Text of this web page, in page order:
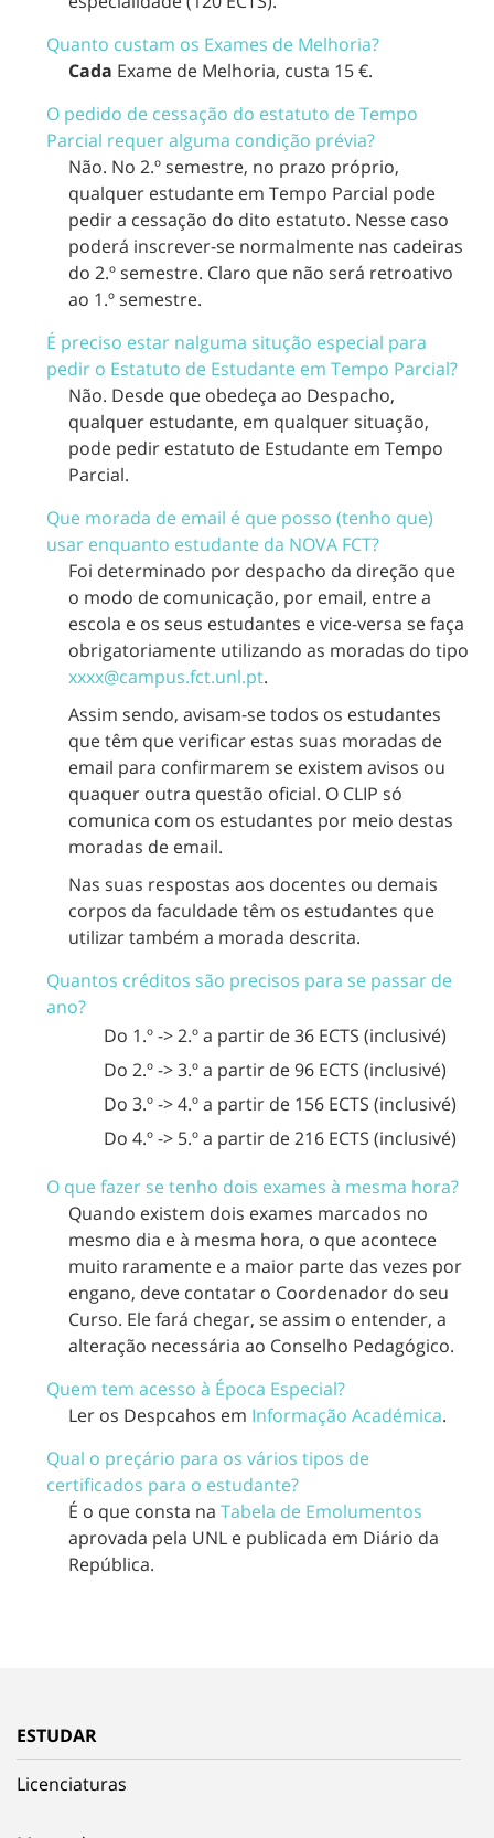
Quanto custam os Exames de Melhoria?
Cada Exame de Melhoria, custa 15 €.
O pedido de cessação do estatuto de Tempo
Parcial requer alguma condição prévia?
Não. No 2.º semestre, no prazo próprio,
qualquer estudante em Tempo Parcial pode
pedir a cessação do dito estatuto. Nesse caso
poderá inscrever-se normalmente nas cadeiras
do 2.º semestre. Claro que não será retroativo
ao 1.º semestre.
É preciso estar nalguma situção especial para
pedir o Estatuto de Estudante em Tempo Parcial?
Não. Desde que obedeça ao Despacho,
qualquer estudante, em qualquer situação,
pode pedir estatuto de Estudante em Tempo
Parcial.
Que morada de email é que posso (tenho que)
usar enquanto estudante da NOVA FCT?
Foi determinado por despacho da direção que
o modo de comunicação, por email, entre a
escola e os seus estudantes e vice-versa se faça
obrigatoriamente utilizando as moradas do tipo
xxxx@campus.fct.unl.pt.
Assim sendo, avisam-se todos os estudantes
que têm que verificar estas suas moradas de
email para confirmarem se existem avisos ou
quaquer outra questão oficial. O CLIP só
comunica com os estudantes por meio destas
moradas de email.
Nas suas respostas aos docentes ou demais
corpos da faculdade têm os estudantes que
utilizar também a morada descrita.
Quantos créditos são precisos para se passar de
ano?
Do 1.º -> 2.º a partir de 36 ECTS (inclusivé)
Do 2.º -> 3.º a partir de 96 ECTS (inclusivé)
Do 3.º -> 4.º a partir de 156 ECTS (inclusivé)
Do 4.º -> 5.º a partir de 216 ECTS (inclusivé)
O que fazer se tenho dois exames à mesma hora?
Quando existem dois exames marcados no
mesmo dia e à mesma hora, o que acontece
muito raramente e a maior parte das vezes por
engano, deve contatar o Coordenador do seu
Curso. Ele fará chegar, se assim o entender, a
alteração necessária ao Conselho Pedagógico.
Quem tem acesso à Época Especial?
Ler os Despcahos em Informação Académica.
Qual o preçário para os vários tipos de
certificados para o estudante?
É o que consta na Tabela de Emolumentos
aprovada pela UNL e publicada em Diário da
República.
ESTUDAR
Licenciaturas